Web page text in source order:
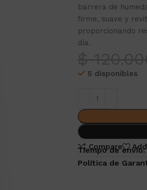
barrera de
firme, suave y
proporcionando
día.
5 disponibles
Compare
Tiempo de envio:
Política de